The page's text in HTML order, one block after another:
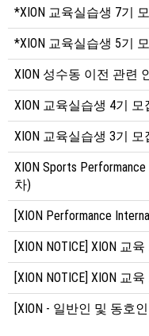
*XION 교육실습생 7기
*XION 교육실습생 5기
XION 성수동 이전 관련
XION 교육실습생 4기 모
XION 교육실습생 3기 모
XION Sports
차)
[XION Performance
[XION NOTICE] XION 교
[XION NOTICE] XION 교
[XION - 일반인 및 동호인